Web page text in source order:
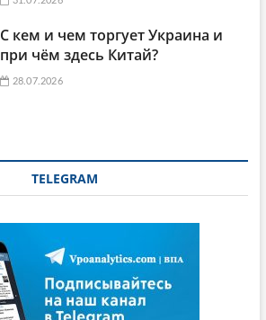
С кем и чем торгует Украина и
при чём здесь Китай?
28.07.2026
TELEGRAM